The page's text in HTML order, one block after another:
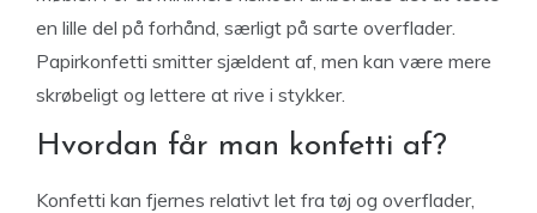
en lille del på forhånd, særligt på sarte overflader.
Papirkonfetti smitter sjældent af, men kan være mere
skrøbeligt og lettere at rive i stykker.
Hvordan får man konfetti af?
Konfetti kan fjernes relativt let fra tøj og overflader,